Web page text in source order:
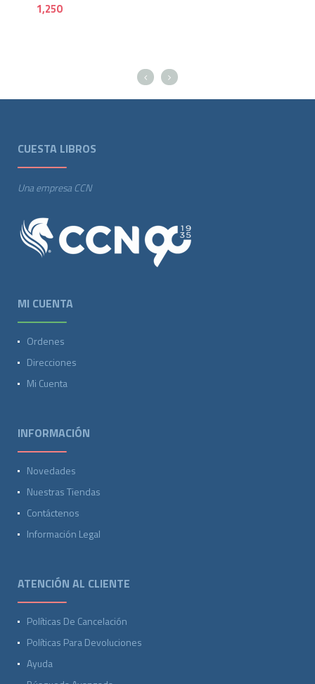
1,250
CUESTA LIBROS
Una empresa CCN
MI CUENTA
Ordenes
Direcciones
Mi Cuenta
INFORMACIÓN
Novedades
Nuestras Tiendas
Contáctenos
Información Legal
ATENCIÓN AL CLIENTE
Políticas De Cancelación
Políticas Para Devoluciones
Ayuda